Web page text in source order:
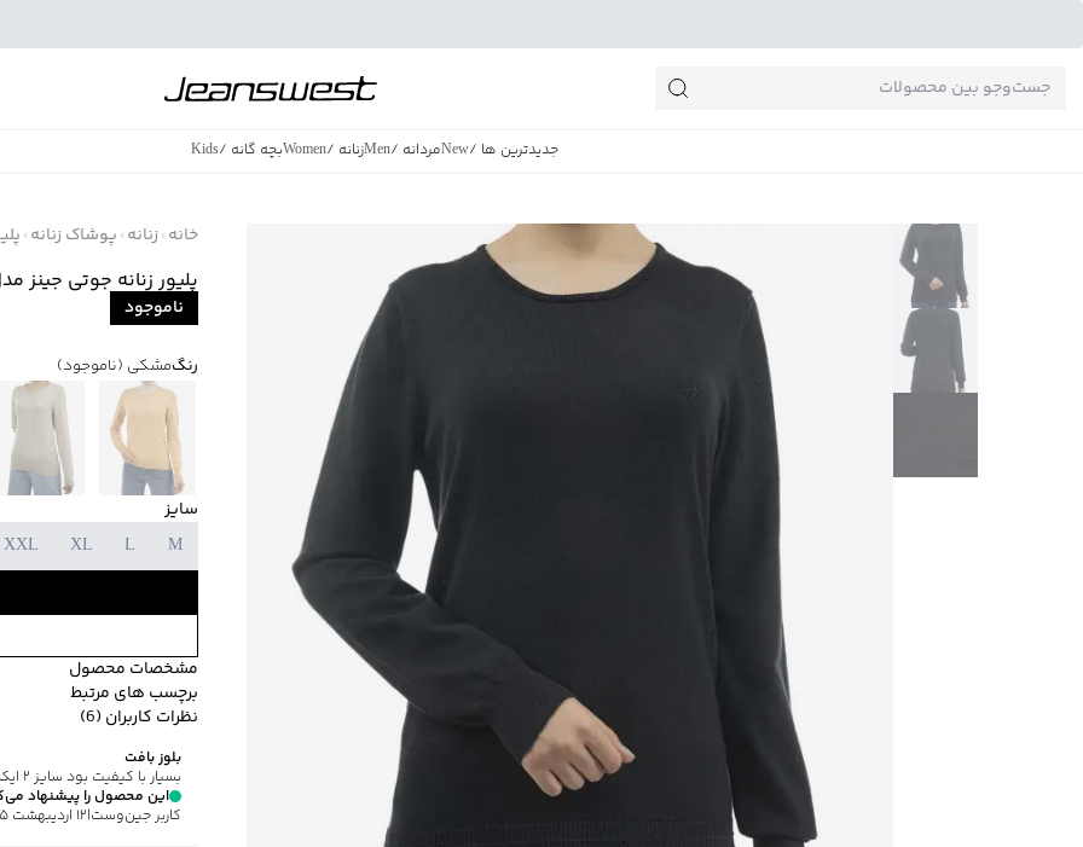
جدیدترین ها /
Newمردانه /
Menزنانه /
Womenبچه گانه /
Kids
خانه زنانه پوشاک زنانه
پلیور زنانه جوتی جینز مدل
ناموجود
رنگمشکی (ناموجود)
سایز
M
L
XL
XXL
مشخصات محصول
کد محصول:
8010-XXL
آستین : بلند
طرح:ساده
جنس پارچه: ویسکوز
برچسب های مرتبط
نظرات کاربران (6)
بلوز بافت
بسیار با کیفیت بود سایز ۲ ایکس برای سایز ۴۴ عالی بود
این محصول را پیشنهاد
کاربر جین‌وست|۱۲ اردیبهشت ۱۴۰۵